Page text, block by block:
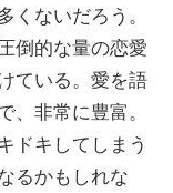
くないだろう。
倒的な量の恋愛
ている。愛を語
非常に豊富。
ドキしてしまう
るかもしれな